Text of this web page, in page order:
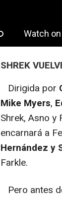
SHREK
Dirigida por
Mike Myers,
Shrek, Asno y
encarnará a
Hernández y
Farkle.
Pero antes